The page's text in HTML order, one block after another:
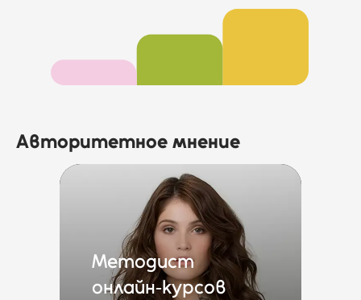
Авторитетное мнение
Методист
онлайн‑курсов